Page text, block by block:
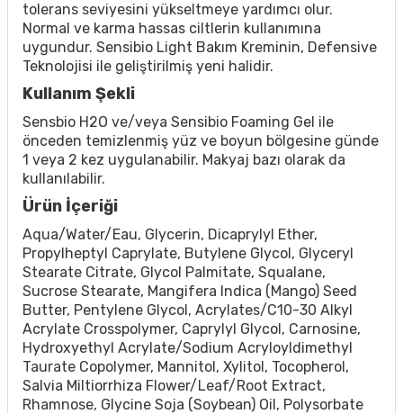
tolerans seviyesini yükseltmeye yardımcı olur.
Normal ve karma hassas ciltlerin kullanımına
uygundur. Sensibio Light Bakım Kreminin, Defensive
Teknolojisi ile geliştirilmiş yeni halidir.
Kullanım Şekli
Sensbio H2O ve/veya Sensibio Foaming Gel ile
önceden temizlenmiş yüz ve boyun bölgesine günde
1 veya 2 kez uygulanabilir. Makyaj bazı olarak da
kullanılabilir.
Ürün İçeriği
Aqua/​Water/​Eau, Glycerin, Dicaprylyl Ether,
Propylheptyl Caprylate, Butylene Glycol, Glyceryl
Stearate Citrate, Glycol Palmitate, Squalane,
Sucrose Stearate, Mangifera Indica (Mango) Seed
Butter, Pentylene Glycol, Acrylates/​C10-30 Alkyl
Acrylate Crosspolymer, Caprylyl Glycol, Carnosine,
Hydroxyethyl Acrylate/​Sodium Acryloyldimethyl
Taurate Copolymer, Mannitol, Xylitol, Tocopherol,
Salvia Miltiorrhiza Flower/​Leaf/​Root Extract,
Rhamnose, Glycine Soja (Soybean) Oil, Polysorbate